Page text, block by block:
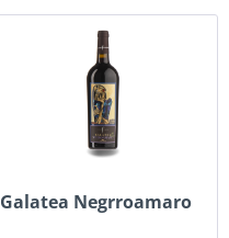
Galatea Negrroamaro